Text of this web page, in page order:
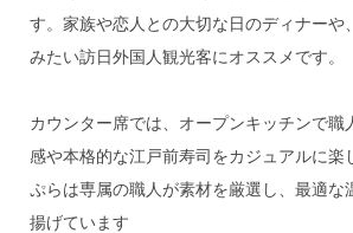
す。家族や恋人との大切な日のディナーや
みたい訪日外国人観光客にオススメです。
カウンター席では、オープンキッチンで職
感や本格的な江戸前寿司をカジュアルに楽
ぷらは専属の職人が素材を厳選し、最適な
揚げています